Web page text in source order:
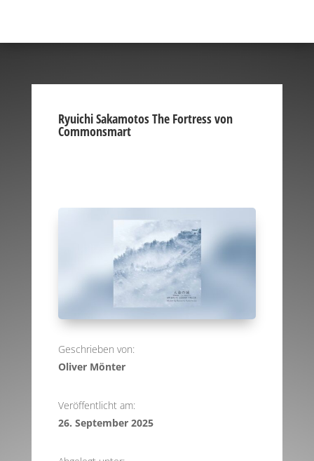
Ryuichi Sakamotos The Fortress von
Commonsmart
Geschrieben von:
Oliver Mönter
Veröffentlicht am:
26. September 2025